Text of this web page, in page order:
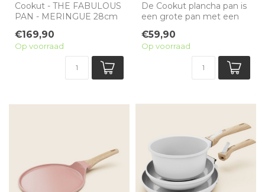
Cookut - THE FABULOUS
PAN - MERINGUE 28cm
dan een norma...
€169,90
Op voorraad
De Cookut plancha pan is
een grote pan met een
coating zonde...
€59,90
Op voorraad